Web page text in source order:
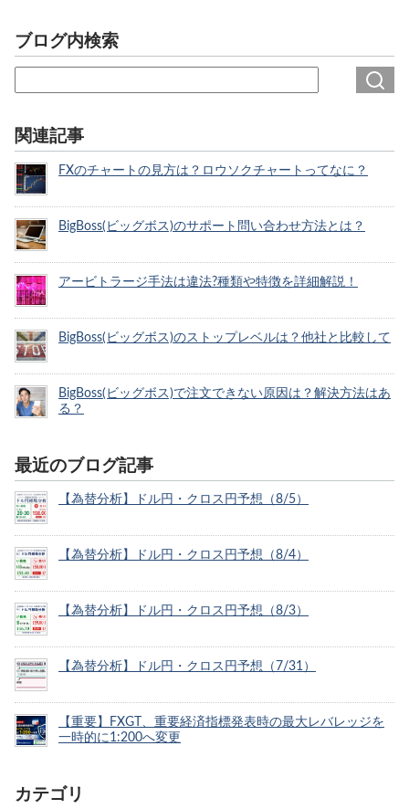
ブログ内検索
関連記事
FXのチャートの見方は？ロウソクチャートってなに？
BigBoss(ビッグボス)のサポート問い合わせ方法とは？
アービトラージ手法は違法?種類や特徴を詳細解説！
BigBoss(ビッグボス)のストップレベルは？他社と比較して
BigBoss(ビッグボス)で注文できない原因は？解決方法はあ
る？
最近のブログ記事
【為替分析】ドル円・クロス円予想（8/5）
【為替分析】ドル円・クロス円予想（8/4）
【為替分析】ドル円・クロス円予想（8/3）
【為替分析】ドル円・クロス円予想（7/31）
【重要】FXGT、重要経済指標発表時の最大レバレッジを
一時的に1:200へ変更
カテゴリ